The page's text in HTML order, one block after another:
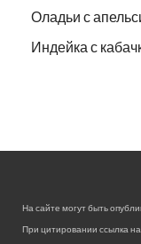
Оладьи с
Индейка с
На сайте могут быть
При цитировании ссылка на